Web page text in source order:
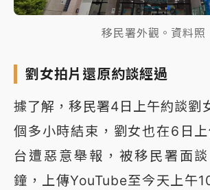
移民署外觀。資料照
劉女拍片還原約談經過
據了解，移民署4日上午約談劉
個多小時結束，劉女也在6日
台遭惡意舉報，被移民署面
鐘，上傳YouTube至今天上午